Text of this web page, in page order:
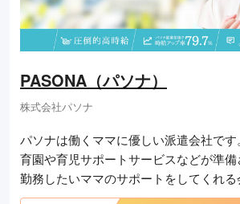
PASONA（パソナ）
株式会社パソナ
パソナは働くママに優しい派遣会社で
育園や育児サポートサービスなどが準
勤務したいママのサポートをしてくれる